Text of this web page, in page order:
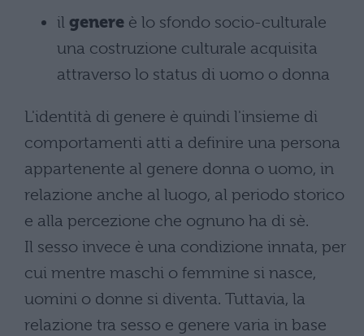
il genere è lo sfondo socio-culturale
una costruzione culturale acquisita
attraverso lo status di uomo o donna
L'identità di genere è quindi l'insieme di
comportamenti atti a definire una persona
appartenente al genere donna o uomo, in
relazione anche al luogo, al periodo storico
e alla percezione che ognuno ha di sè.
Il sesso invece è una condizione innata, per
cui mentre maschi o femmine si nasce,
uomini o donne si diventa. Tuttavia, la
relazione tra sesso e genere varia in base